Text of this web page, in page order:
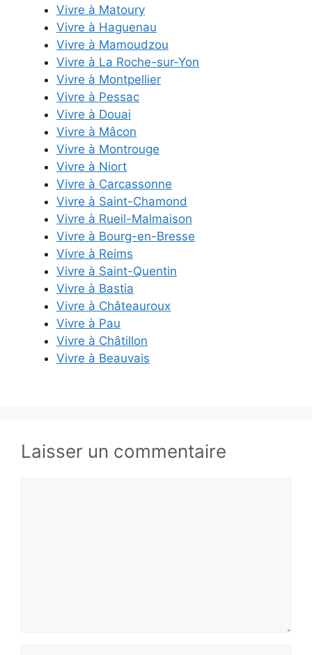
Vivre à Matoury
Vivre à Haguenau
Vivre à Mamoudzou
Vivre à La Roche-sur-Yon
Vivre à Montpellier
Vivre à Pessac
Vivre à Douai
Vivre à Mâcon
Vivre à Montrouge
Vivre à Niort
Vivre à Carcassonne
Vivre à Saint-Chamond
Vivre à Rueil-Malmaison
Vivre à Bourg-en-Bresse
Vivre à Reims
Vivre à Saint-Quentin
Vivre à Bastia
Vivre à Châteauroux
Vivre à Pau
Vivre à Châtillon
Vivre à Beauvais
Laisser un commentaire